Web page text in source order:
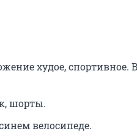
худое, спортивное.
шорты.
велосипеде.